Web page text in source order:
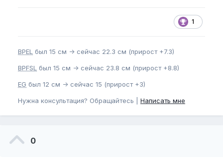
1
BPEL был 15 см -> сейчас 22.3 см (прирост +7.3)
BPFSL был 15 см -> сейчас 23.8 см (прирост +8.8)
EG был 12 см -> сейчас 15 (прирост +3)
Нужна консультация? Обращайтесь | Написать мне
0